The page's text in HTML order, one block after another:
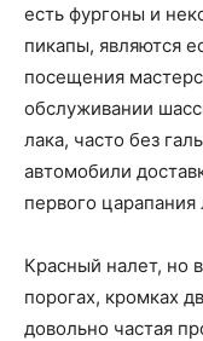
есть фургоны и
пикапы, являются
посещения
обслуживании
лака, часто без
автомобили
первого царапания
Красный налет, но
порогах, кромках
довольно частая